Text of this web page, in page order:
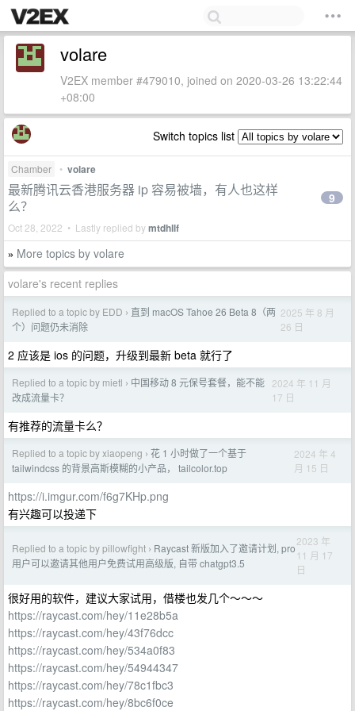
volare
V2EX member #479010, joined on 2020-03-26 13:22:44
+08:00
Switch topics list
Chamber • volare
最新腾讯云香港服务器 ip 容易被墙，有人也这样
么？
Oct 28, 2022 • Lastly replied bymtdhllf
9
» More topics by volare
volare's recent replies
Replied to a topic by EDD › 直到 macOS Tahoe 26 Beta 8（两
个）问题仍未消除
2025 年 8 月
26 日
2 应该是 ios 的问题，升级到最新 beta 就行了
Replied to a topic by mietl › 中国移动 8 元保号套餐，能不能
改成流量卡？
2024 年 11 月
17 日
有推荐的流量卡么？
Replied to a topic by xiaopeng › 花 1 小时做了一个基于
tailwindcss 的背景高斯模糊的小产品， tailcolor.top
2024 年 4
月 15 日
https://i.imgur.com/f6g7KHp.png
有兴趣可以投递下
Replied to a topic by pillowfight › Raycast 新版加入了邀请计划, pro
用户可以邀请其他用户免费试用高级版, 自带 chatgpt3.5
2023 年
11 月 17
日
很好用的软件，建议大家试用，借楼也发几个～～～
https://raycast.com/hey/11e28b5a
https://raycast.com/hey/43f76dcc
https://raycast.com/hey/534a0f83
https://raycast.com/hey/54944347
https://raycast.com/hey/78c1fbc3
https://raycast.com/hey/8bc6f0ce